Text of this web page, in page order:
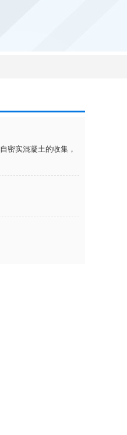
自密实混凝土的收集，